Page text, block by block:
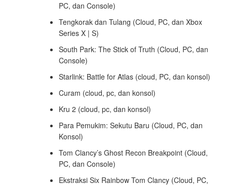
PC, dan Console)
Tengkorak dan Tulang (Cloud, PC, dan Xbox
Series X | S)
South Park: The Stick of Truth (Cloud, PC, dan
Console)
Starlink: Battle for Atlas (cloud, PC, dan konsol)
Curam (cloud, pc, dan konsol)
Kru 2 (cloud, pc, dan konsol)
Para Pemukim: Sekutu Baru (Cloud, PC, dan
Konsol)
Tom Clancy’s Ghost Recon Breakpoint (Cloud,
PC, dan Console)
Ekstraksi Six Rainbow Tom Clancy (Cloud, PC,